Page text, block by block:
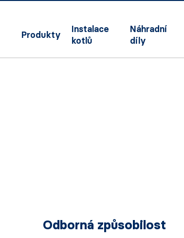
Produkty
Instalace
kotlů
Náhradní
díly
Odborná způsobilost